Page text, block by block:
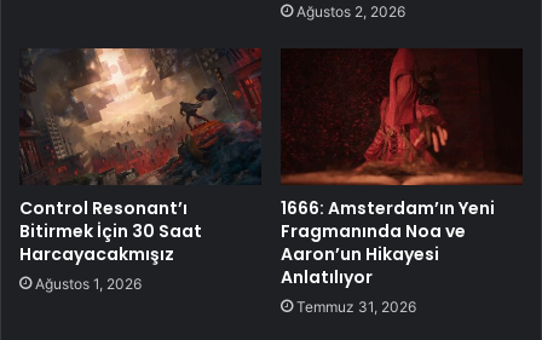
Ağustos 2, 2026
Control Resonant’ı
Bitirmek İçin 30 Saat
Harcayacakmışız
Ağustos 1, 2026
1666: Amsterdam’ın Yeni
Fragmanında Noa ve
Aaron’un Hikayesi
Anlatılıyor
Temmuz 31, 2026